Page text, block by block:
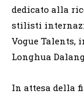
dedicato alla
stilisti
Vogue Talents,
Longhua
In attesa della